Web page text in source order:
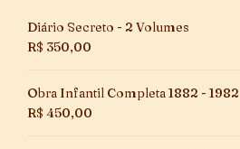
Diário Secreto - 2 Volumes
R$ 350,00
Obra Infantil Completa 1882 - 1982
R$ 450,00